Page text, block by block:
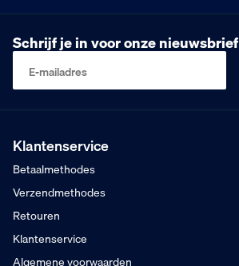
Maandag in huis
,5
Op basis van 453 beoordelingen
Kopen op rekening
Vanaf €75,- excl. BTW
Voor 16:00 besteld
Maandag in huis
Schrijf je in voor onze nieuwsbrief
E-mailadres
Klantenservice
Betaalmethodes
Verzendmethodes
Retouren
Klantenservice
Algemene voorwaarden